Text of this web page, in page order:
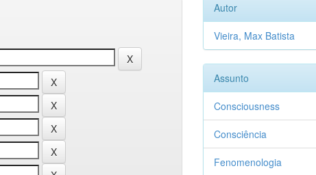
Autor
Vieira, Max Batista
Assunto
Consciousness
Consciência
Fenomenologia